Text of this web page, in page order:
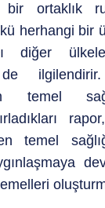
bir ortaklık
herhangi bir
diğer
de
temel
temel